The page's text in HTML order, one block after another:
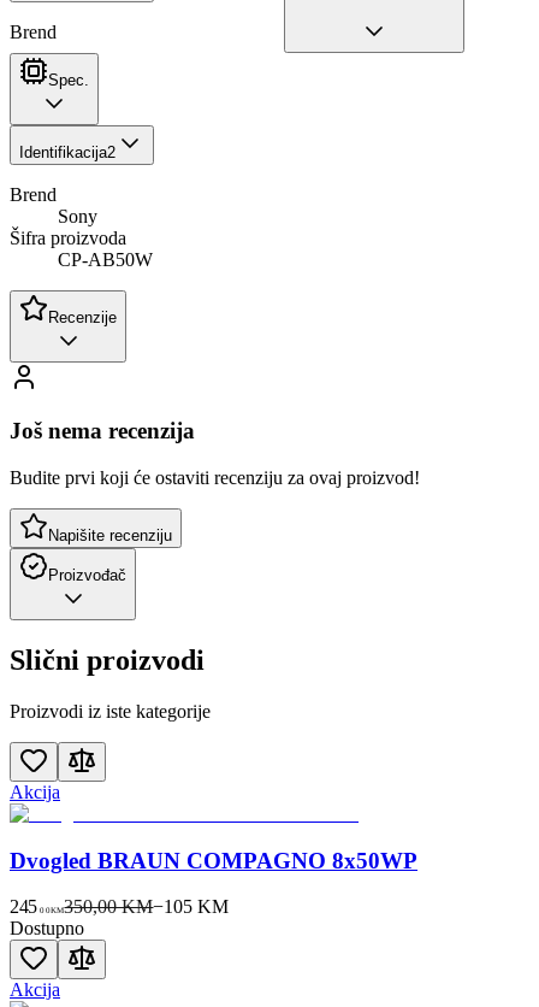
Brend
Spec.
Identifikacija2
Brend
Sony
Šifra proizvoda
CP-AB50W
Recenzije
Još nema recenzija
Budite prvi koji će ostaviti recenziju za ovaj proizvod!
Napišite recenziju
Proizvođač
Slični proizvodi
Proizvodi iz iste kategorije
Akcija
Dvogled BRAUN COMPAGNO 8x50WP
245 00KM350,00 KM−105 KM
Dostupno
Akcija